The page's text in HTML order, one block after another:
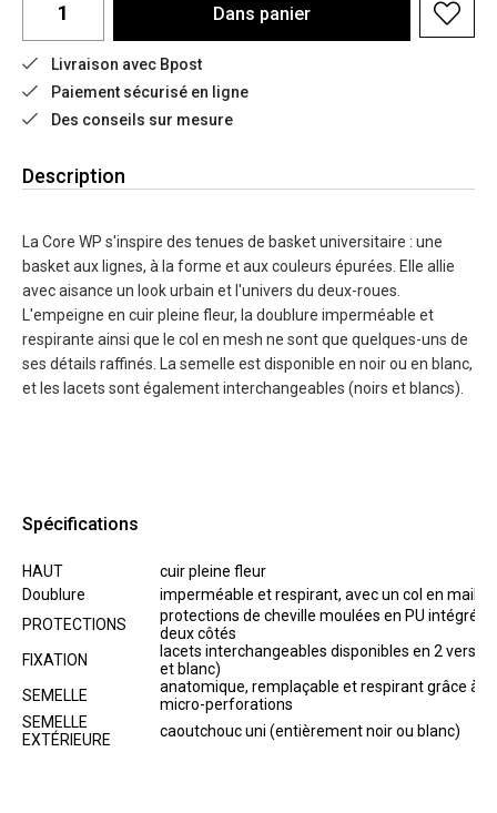
Dans panier
Livraison avec Bpost
Paiement sécurisé en ligne
Des conseils sur mesure
Description
La Core WP s'inspire des tenues de basket universitaire : une
basket aux lignes, à la forme et aux couleurs épurées. Elle allie
avec aisance un look urbain et l'univers du deux-roues.
L'empeigne en cuir pleine fleur, la doublure imperméable et
respirante ainsi que le col en mesh ne sont que quelques-uns de
ses détails raffinés. La semelle est disponible en noir ou en blanc,
et les lacets sont également interchangeables (noirs et blancs).
Spécifications
HAUT
cuir pleine fleur
Doublure
imperméable et respirant, avec un col en maille
PROTECTIONS
protections de cheville moulées en PU
deux côtés
FIXATION
lacets interchangeables disponibles en 2
et blanc)
SEMELLE
anatomique, remplaçable et respirant grâce à
micro-perforations
SEMELLE
EXTÉRIEURE
caoutchouc uni (entièrement noir ou blanc)